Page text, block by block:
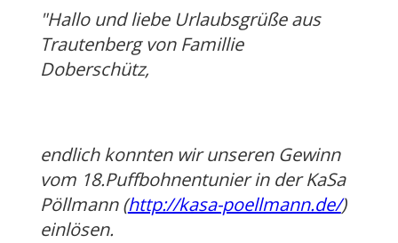
"Hallo und liebe Urlaubsgrüße aus
Trautenberg von Famillie
Doberschütz,
endlich konnten wir unseren Gewinn
vom 18.Puffbohnentunier in der KaSa
Pöllmann (http://kasa-poellmann.de/)
einlösen.